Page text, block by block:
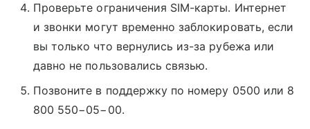
Проверьте ограничения SIM-карты. Интернет
и звонки могут временно заблокировать, если
вы только что вернулись из-за рубежа или
давно не пользовались связью.
Позвоните в поддержку по номеру 0500 или 8
800 550−05−00.